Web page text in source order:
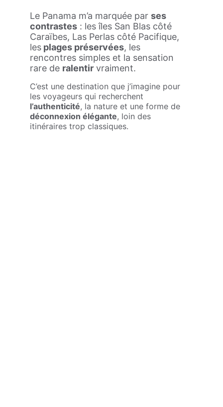
Le Panama m’a marquée par ses
contrastes : les îles San Blas côté
Caraïbes, Las Perlas côté Pacifique,
les plages préservées, les
rencontres simples et la sensation
rare de ralentir vraiment.
C’est une destination que j’imagine pour
les voyageurs qui recherchent
l’authenticité, la nature et une forme de
déconnexion élégante, loin des
itinéraires trop classiques.